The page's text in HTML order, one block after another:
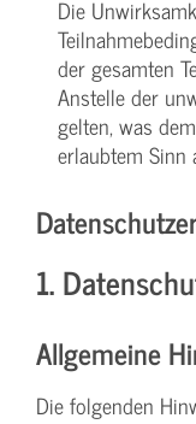
Die
der gesamten
Anstelle der
gelten, was
erlaubtem Sinn
1.
Allgemeine
Die folgenden